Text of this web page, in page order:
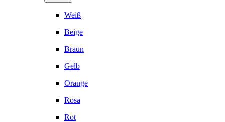
Weiß
Beige
Braun
Gelb
Orange
Rosa
Rot